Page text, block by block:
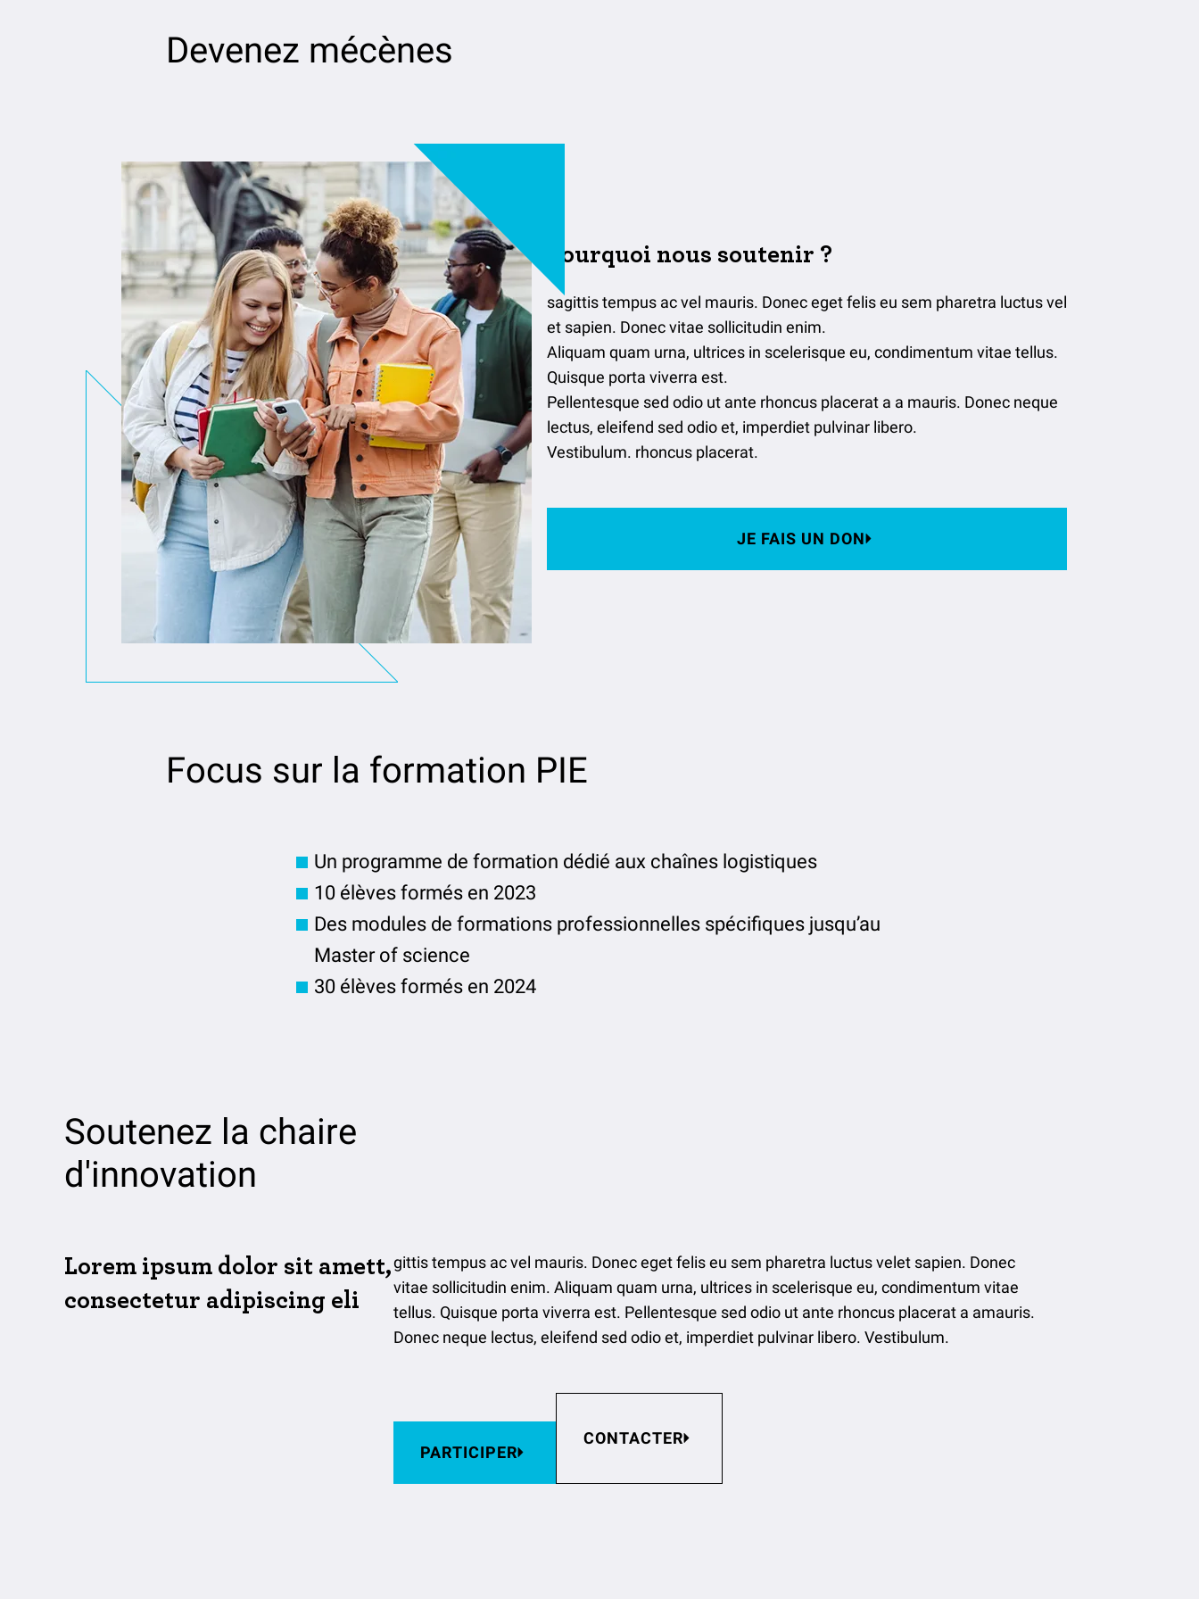
Devenez mécènes
Pourquoi nous soutenir ?
sagittis tempus ac vel mauris. Donec eget felis eu sem pharetra luctus vel
et sapien. Donec vitae sollicitudin enim.
Aliquam quam urna, ultrices in scelerisque eu, condimentum vitae tellus.
Quisque porta viverra est.
Pellentesque sed odio ut ante rhoncus placerat a a mauris. Donec neque
lectus, eleifend sed odio et, imperdiet pulvinar libero.
Vestibulum. rhoncus placerat.
JE FAIS UN DON
Focus sur la formation PIE
Un programme de formation dédié aux chaînes logistiques
10 élèves formés en 2023
Des modules de formations professionnelles spécifiques jusqu’au
Master of science
30 élèves formés en 2024
Soutenez la chaire
d'innovation
Lorem ipsum dolor sit amett,
consectetur adipiscing eli
gittis tempus ac vel mauris. Donec eget felis eu sem pharetra luctus velet sapien. Donec
vitae sollicitudin enim. Aliquam quam urna, ultrices in scelerisque eu, condimentum vitae
tellus. Quisque porta viverra est. Pellentesque sed odio ut ante rhoncus placerat a amauris.
Donec neque lectus, eleifend sed odio et, imperdiet pulvinar libero. Vestibulum.
PARTICIPER
CONTACTER